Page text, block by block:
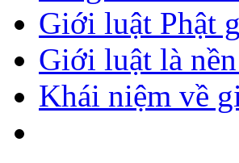
Giới luật Phật
Giới luật là
Khái niệm về